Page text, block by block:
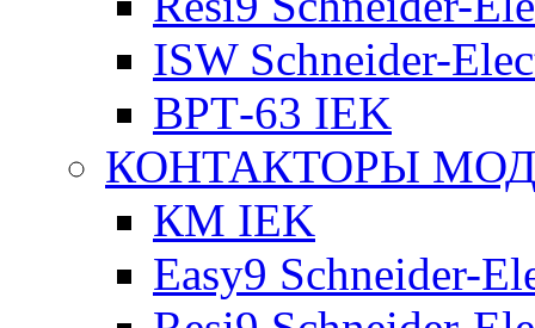
ISW Schneider-
ВРТ-63 IEK
КОНТАКТОРЫ
КМ IEK
Easy9 Schneider-